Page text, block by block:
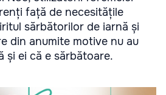
față de necesitățile
sărbătorilor de iarnă și
din anumite motive nu au
și ei că e sărbătoare.